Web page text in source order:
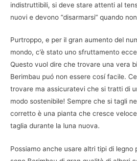
indistruttibili, si deve stare attenti al
nuovi e devono “disarmarsi” quando
Purtroppo, e per il gran aumento del
mondo, c’è stato uno sfruttamento
Questo vuol dire che trovare una vera
Berimbau puó non essere cosí facile.
trovare ma assicuratevi che si tratti di
modo sostenibile! Sempre che si tagli
corretto è una pianta che cresce
taglia durante la luna nuova.
Possiamo anche usare altri tipi di legno